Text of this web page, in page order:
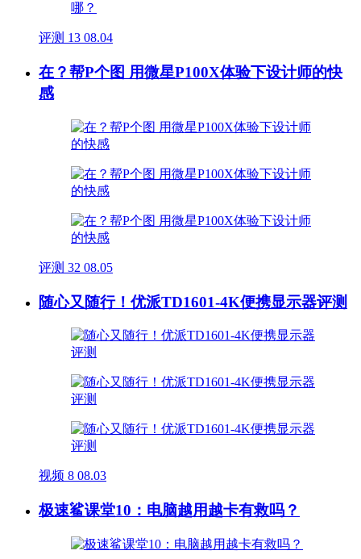
评测 13 08.04
在？帮P个图 用微星P100X体验下设计师的快
感
评测 32 08.05
随心又随行！优派TD1601-4K便携显示器评测
视频 8 08.03
极速鲨课堂10：电脑越用越卡有救吗？